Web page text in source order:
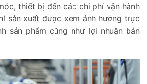
thiết bị đến các chi phí vận hành
sản xuất được xem ảnh hưởng trực
sản phẩm cũng như lợi nhuận bán